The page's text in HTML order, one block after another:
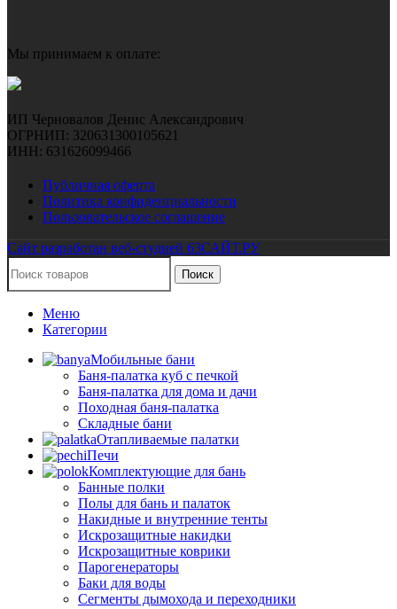
Мы принимаем к оплате:
ИП Черновалов Денис Александрович
ОГРНИП: 320631300105621
ИНН: 631626099466
Публичная оферта
Политика конфиденциальности
Пользовательское соглашение
Сайт разработан веб-студией 63САЙТ.РУ
Поиск
Меню
Категории
Мобильные бани
Баня-палатка куб с печкой
Баня-палатка для дома и дачи
Походная баня-палатка
Складные бани
Отапливаемые палатки
Печи
Комплектующие для бань
Банные полки
Полы для бань и палаток
Накидные и внутренние тенты
Искрозащитные накидки
Искрозащитные коврики
Парогенераторы
Баки для воды
Сегменты дымохода и переходники